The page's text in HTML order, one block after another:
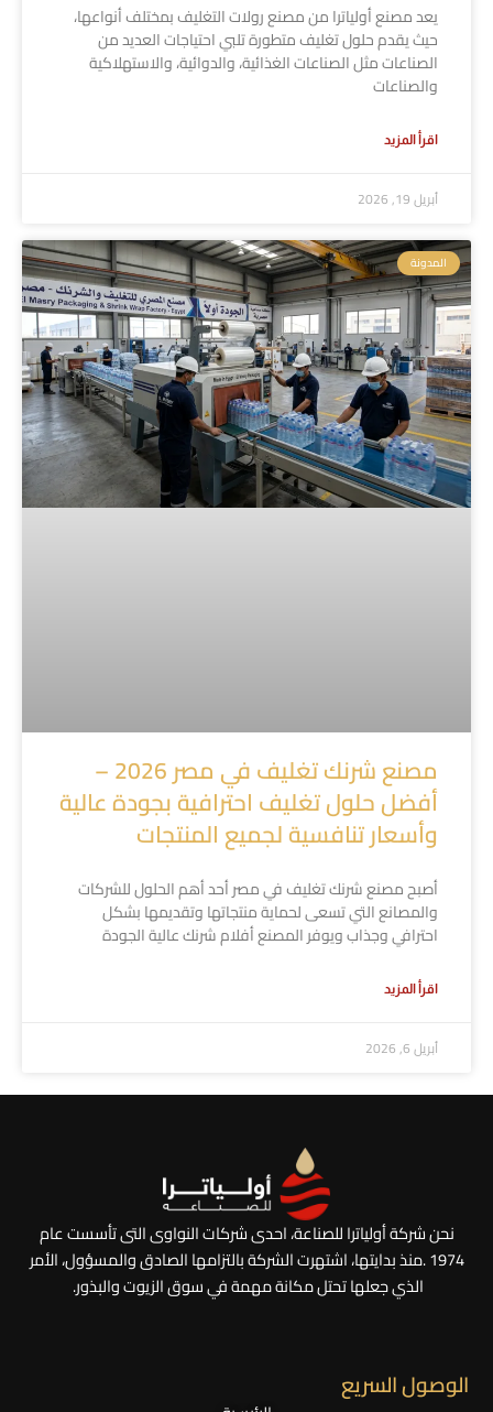
يعد مصنع أولياترا من مصنع رولات التغليف بمختلف أنواعها،
حيث يقدم حلول تغليف متطورة تلبي احتياجات العديد من
الصناعات مثل الصناعات الغذائية، والدوائية، والاستهلاكية
والصناعات
اقرأ المزيد
أبريل 19, 2026
المدونة
مصنع شرنك تغليف في مصر 2026 –
أفضل حلول تغليف احترافية بجودة عالية
وأسعار تنافسية لجميع المنتجات
أصبح مصنع شرنك تغليف في مصر أحد أهم الحلول للشركات
والمصانع التي تسعى لحماية منتجاتها وتقديمها بشكل
احترافي وجذاب ويوفر المصنع أفلام شرنك عالية الجودة
اقرأ المزيد
أبريل 6, 2026
نحن شركة أولياترا للصناعة، احدى شركات النواوى التى تأسست عام
1974 . منذ بدايتها، اشتهرت الشركة بالتزامها الصادق والمسؤول، الأمر
الذي جعلها تحتل مكانة مهمة في سوق الزيوت والبذور.
الوصول السريع